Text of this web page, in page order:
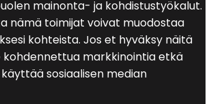
mainonta- ja kohdistustyökalut.
nämä toimijat voivat muodostaa
kohteista. Jos et hyväksy näitä
markkinointia etkä
sosiaalisen median